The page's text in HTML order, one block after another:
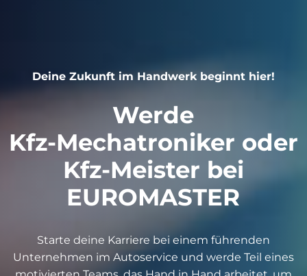
Deine Zukunft im Handwerk beginnt hier!
Werde
Kfz-Mechatroniker oder
Kfz-Meister bei
EUROMASTER
Starte deine Karriere bei einem führenden
Unternehmen im Autoservice und werde Teil eines